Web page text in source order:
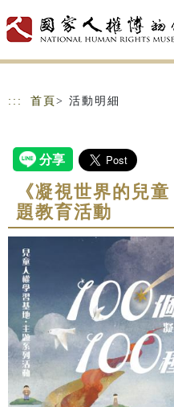
::: 首頁 > 活動明細
《凝視世界的兒
題教育活動